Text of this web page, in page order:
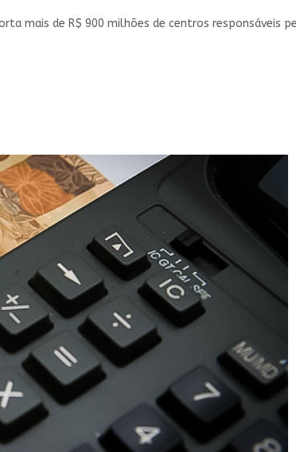
mais de R$ 900 milhões de centros responsáveis